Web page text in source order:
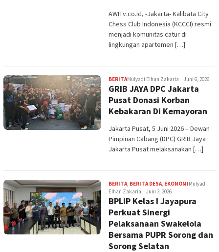
AWITv.co.id, -Jakarta- Kalibata City
Chess Club Indonesia (KCCCI) resmi
menjadi komunitas catur di
lingkungan apartemen […]
BERITAMulyadi Elhan Zakaria Juni 6, 2026
GRIB JAYA DPC Jakarta
Pusat Donasi Korban
Kebakaran Di Kemayoran
Jakarta Pusat, 5 Juni 2026 – Dewan
Pimpinan Cabang (DPC) GRIB Jaya
Jakarta Pusat melaksanakan […]
BERITA, BERITA DESA, EKONOMIMulyadi
Elhan Zakaria
Juni 3, 2026
BPLIP Kelas I Jayapura
Perkuat Sinergi
Pelaksanaan Swakelola
Bersama PUPR Sorong dan
Sorong Selatan